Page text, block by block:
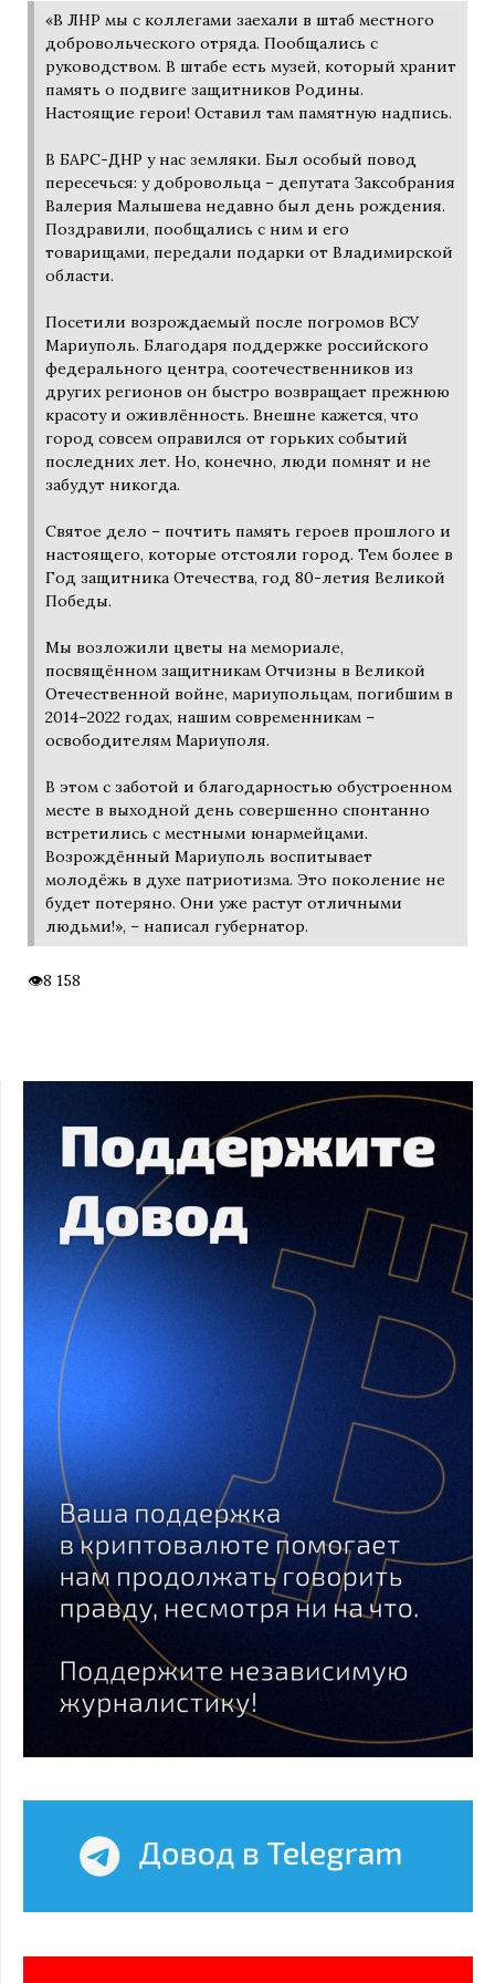
«В ЛНР мы с коллегами заехали в штаб местного
добровольческого отряда. Пообщались с
руководством. В штабе есть музей, который хранит
память о подвиге защитников Родины.
Настоящие герои! Оставил там памятную надпись.
В БАРС-ДНР у нас земляки. Был особый повод
пересечься: у добровольца – депутата Заксобрания
Валерия Малышева недавно был день рождения.
Поздравили, пообщались с ним и его
товарищами, передали подарки от Владимирской
области.
Посетили возрождаемый после погромов ВСУ
Мариуполь. Благодаря поддержке российского
федерального центра, соотечественников из
других регионов он быстро возвращает прежнюю
красоту и оживлённость. Внешне кажется, что
город совсем оправился от горьких событий
последних лет. Но, конечно, люди помнят и не
забудут никогда.
Святое дело – почтить память героев прошлого и
настоящего, которые отстояли город. Тем более в
Год защитника Отечества, год 80-летия Великой
Победы.
Мы возложили цветы на мемориале,
посвящённом защитникам Отчизны в Великой
Отечественной войне, мариупольцам, погибшим в
2014–2022 годах, нашим современникам –
освободителям Мариуполя.
В этом с заботой и благодарностью обустроенном
месте в выходной день совершенно спонтанно
встретились с местными юнармейцами.
Возрождённый Мариуполь воспитывает
молодёжь в духе патриотизма. Это поколение не
будет потеряно. Они уже растут отличными
людьми!», – написал губернатор.
8 158